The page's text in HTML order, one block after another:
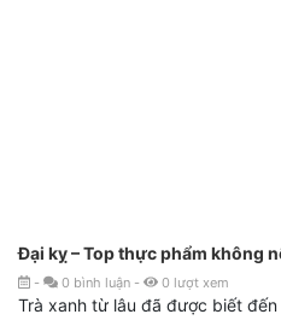
Đại kỵ – Top thực phẩm không
- 0 bình luận - 0 lượt xem
Trà xanh từ lâu đã được biết